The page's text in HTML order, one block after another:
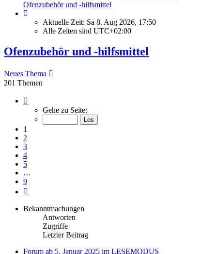
Ofenzubehör und -hilfsmittel
Aktuelle Zeit: Sa 8. Aug 2026, 17:50
Alle Zeiten sind UTC+02:00
Ofenzubehör und -hilfsmittel
Neues Thema
201 Themen
von
Gehe zu Seite:
1
2
3
4
5
…
9
Bekanntmachungen
Antworten
Zugriffe
Letzter Beitrag
Forum ab 5. Januar 2025 im LESEMODUS